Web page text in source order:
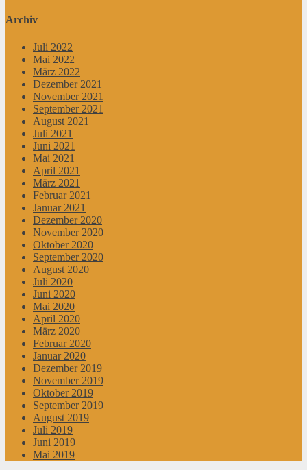
Archiv
Juli 2022
Mai 2022
März 2022
Dezember 2021
November 2021
September 2021
August 2021
Juli 2021
Juni 2021
Mai 2021
April 2021
März 2021
Februar 2021
Januar 2021
Dezember 2020
November 2020
Oktober 2020
September 2020
August 2020
Juli 2020
Juni 2020
Mai 2020
April 2020
März 2020
Februar 2020
Januar 2020
Dezember 2019
November 2019
Oktober 2019
September 2019
August 2019
Juli 2019
Juni 2019
Mai 2019